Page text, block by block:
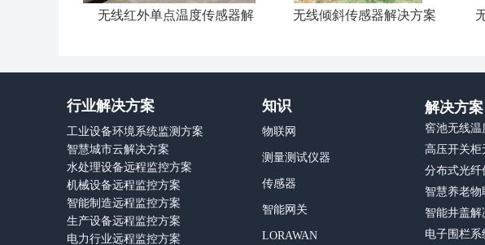
无线红外单点温度传感器解
无线倾斜传感器解决方案
行业解决方案
工业设备环境系统监测方案
智慧城市云解决方案
水处理设备远程监控方案
机械设备远程监控方案
智能制造远程监控方案
生产设备远程监控方案
电力行业远程监控方案
知识
物联网
测量测试仪器
传感器
智能网关
LORAWAN
解决方案
窖池无线温
高压开关柜
分布式光纤
智慧养老物
智能井盖解
电子围栏系